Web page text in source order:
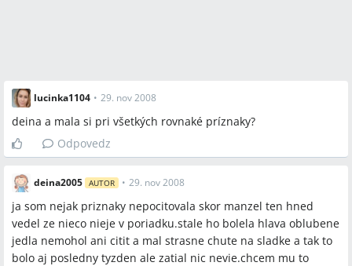
lucinka1104 • 29. nov 2008
deina a mala si pri všetkých rovnaké príznaky?
Odpovedz
deina2005 AUTOR • 29. nov 2008
ja som nejak priznaky nepocitovala skor manzel ten hned
vedel ze nieco nieje v poriadku.stale ho bolela hlava oblubene
jedla nemohol ani citit a mal strasne chute na sladke a tak to
bolo aj posledny tyzden ale zatial nic nevie.chcem mu to